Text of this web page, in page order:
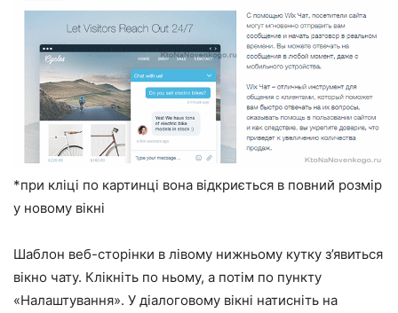
*при кліці по картинці вона відкриється в повний розмір
у новому вікні
Шаблон веб-сторінки в лівому нижньому кутку з’явиться
вікно чату. Клікніть по ньому, а потім по пункту
«Налаштування». У діалоговому вікні натисніть на